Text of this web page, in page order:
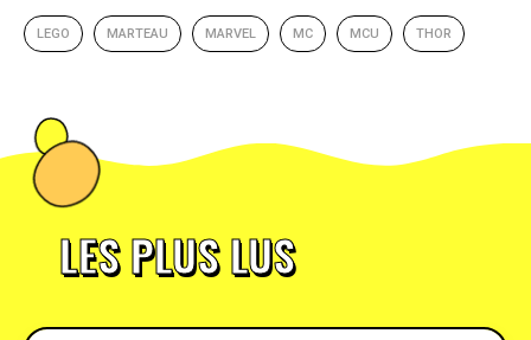
LEGO MARTEAU MARVEL MC MCU THOR
LES PLUS LUS